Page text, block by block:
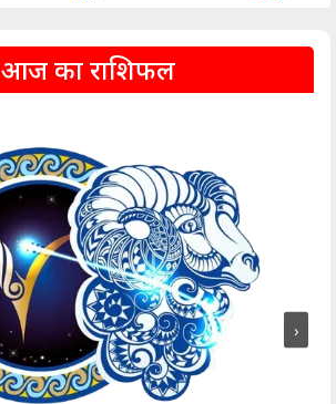
आज का राशिफल
›